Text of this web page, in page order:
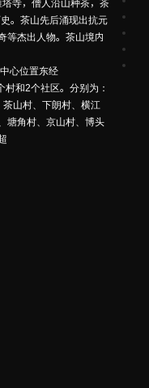
寺，僧人沿山种茶，茶
。茶山先后涌现出抗元
等杰出人物。茶山境内
心位置东经
村和2个社区。分别为：
山村、下朗村、横江
塘角村、京山村、博头